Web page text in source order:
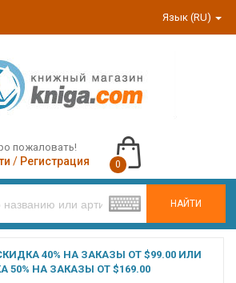
Язык (RU)
НАЙТИ
пожаловать!
/ Регистрация 0
40% НА ЗАКАЗЫ ОТ $99.00 ИЛИ
50% НА ЗАКАЗЫ ОТ $169.00